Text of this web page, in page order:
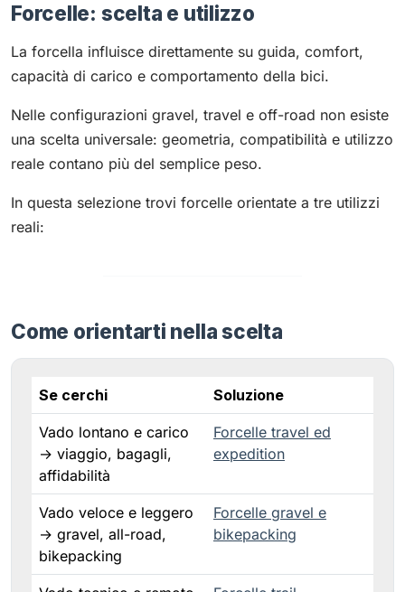
Forcelle: scelta e utilizzo
La forcella influisce direttamente su guida, comfort,
capacità di carico e comportamento della bici.
Nelle configurazioni gravel, travel e off-road non esiste
una scelta universale: geometria, compatibilità e utilizzo
reale contano più del semplice peso.
In questa selezione trovi forcelle orientate a tre utilizzi
reali:
Come orientarti nella scelta
Se cerchi Soluzione
Vado lontano e carico
→ viaggio, bagagli,
affidabilità
Forcelle travel ed
expedition
Vado veloce e leggero
→ gravel, all-road,
bikepacking
Forcelle gravel e
bikepacking